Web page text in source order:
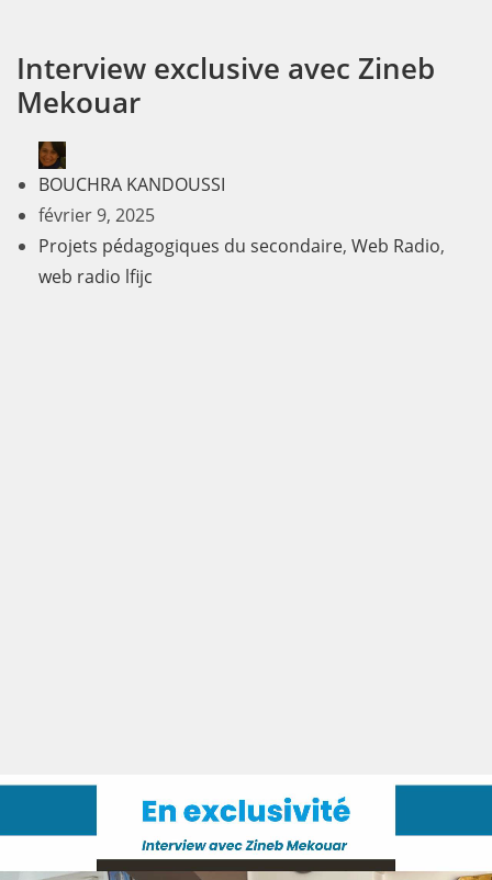
Interview exclusive avec Zineb
Mekouar
BOUCHRA KANDOUSSI
février 9, 2025
Projets pédagogiques du secondaire, Web Radio,
web radio lfijc